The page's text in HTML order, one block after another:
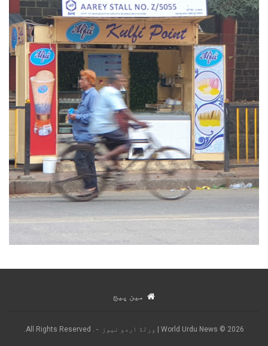
مین پیج
2026 © World Urdu News | ورلڈ اردو نیوز - . All Rights Reserved.